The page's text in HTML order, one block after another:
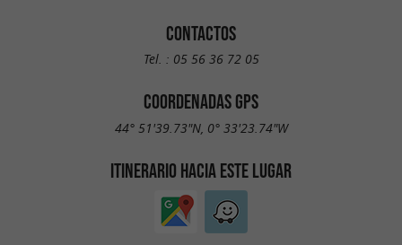
CONTACTOS
Tel. : 05 56 36 72 05
COORDENADAS GPS
44° 51'39.73"N, 0° 33'23.74"W
ITINERARIO HACIA ESTE LUGAR